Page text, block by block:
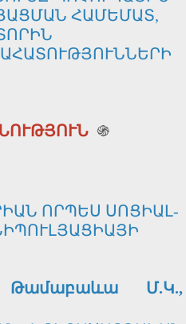
ՀԱՄԵՄԱՏ,
֍
ՈՐՊԵՍ ՍՈՑԻԱԼ-
Թամաբաևա Մ.Կ.,